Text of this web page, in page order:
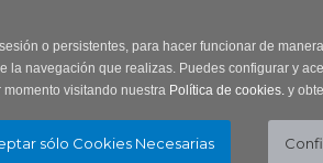
o persistentes, para hacer funcionar de
navegación que realizas. Puedes configurar y
visitando nuestra Política de cookies. y